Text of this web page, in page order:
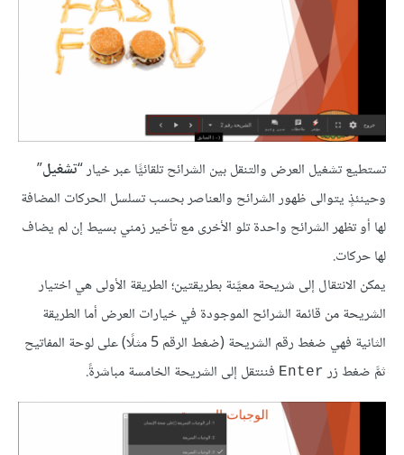
تستطيع تشغيل العرض والتنقل بين الشرائح تلقائيًّا عبر خيار “تشغيل”
وحينئذٍ يتوالى ظهور الشرائح والعناصر بحسب تسلسل الحركات المضافة
لها أو تظهر الشرائح واحدة تلو الأخرى مع تأخير زمني بسيط إن لم يضاف
لها حركات.
يمكن الانتقال إلى شريحة معيَّنة بطريقتين؛ الطريقة الأولى هي اختيار
الشريحة من قائمة الشرائح الموجودة في خيارات العرض أما الطريقة
الثانية فهي ضغط رقم الشريحة (ضغط الرقم 5 مثلًا) على لوحة المفاتيح
ثمَّ ضغط زر Enter فننتقل إلى الشريحة الخامسة مباشرةً.